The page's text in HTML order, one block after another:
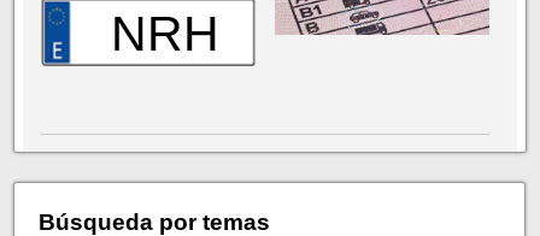
NRH
Búsqueda por temas